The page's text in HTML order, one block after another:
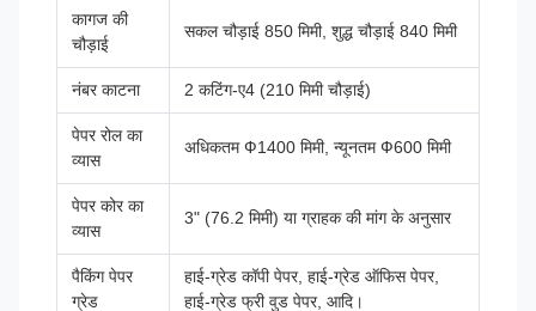
कागज की
चौड़ाई
सकल चौड़ाई 850 मिमी, शुद्ध चौड़ाई 840 मिमी
नंबर काटना 2 कटिंग-ए4 (210 मिमी चौड़ाई)
पेपर रोल का
व्यास
अधिकतम Ф1400 मिमी, न्यूनतम Ф600 मिमी
पेपर कोर का
व्यास
3" (76.2 मिमी) या ग्राहक की मांग के अनुसार
पैकिंग पेपर
ग्रेड
हाई-ग्रेड कॉपी पेपर, हाई-ग्रेड ऑफिस पेपर,
हाई-ग्रेड फ्री वुड पेपर, आदि।